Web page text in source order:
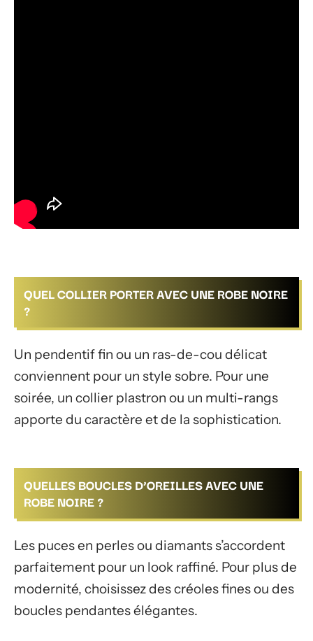
QUEL COLLIER PORTER AVEC UNE ROBE NOIRE
?
Un pendentif fin ou un ras-de-cou délicat
conviennent pour un style sobre. Pour une
soirée, un collier plastron ou un multi-rangs
apporte du caractère et de la sophistication.
QUELLES BOUCLES D’OREILLES AVEC UNE
ROBE NOIRE ?
Les puces en perles ou diamants s’accordent
parfaitement pour un look raffiné. Pour plus de
modernité, choisissez des créoles fines ou des
boucles pendantes élégantes.